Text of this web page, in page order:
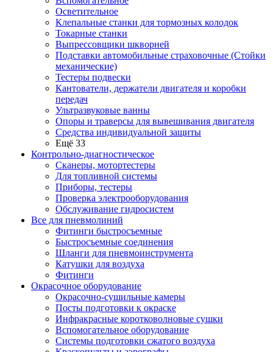
Осветительное
Клепальные станки для тормозных колодок
Токарные станки
Выпрессовщики шкворней
Подставки автомобильные страховочные (Стойки
механические)
Тестеры подвески
Кантователи, держатели двигателя и коробки
передач
Ультразвуковые ванны
Опоры и траверсы для вывешивания двигателя
Средства индивидуальной защиты
Ещё 33
Контрольно-диагностическое
Сканеры, мотортестеры
Для топливной системы
Приборы, тестеры
Проверка электрооборудования
Обслуживание гидросистем
Все для пневмолиний
Фитинги быстросъемные
Быстросъемные соединения
Шланги для пневмоинструмента
Катушки для воздуха
Фитинги
Окрасочное оборудование
Окрасочно-сушильные камеры
Посты подготовки к окраске
Инфракрасные коротковолновые сушки
Вспомогательное оборудование
Системы подготовки сжатого воздуха